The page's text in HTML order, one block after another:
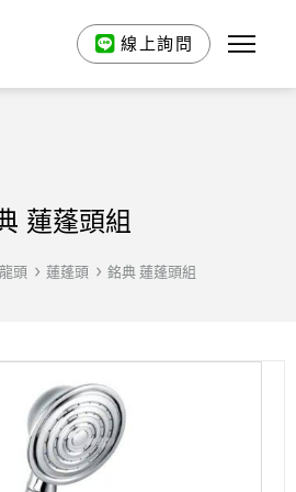
線上詢問
蓮蓬頭組
龍頭 蓮蓬頭 銘典 蓮蓬頭組